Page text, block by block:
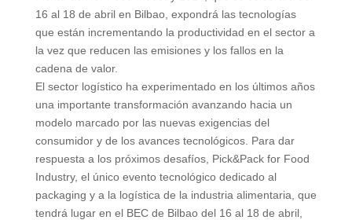
16 al 18 de abril en Bilbao, expondrá las tecnologías
que están incrementando la productividad en el sector a
la vez que reducen las emisiones y los fallos en la
cadena de valor.
El sector logístico ha experimentado en los últimos años
una importante transformación avanzando hacia un
modelo marcado por las nuevas exigencias del
consumidor y de los avances tecnológicos. Para dar
respuesta a los próximos desafíos, Pick&Pack for Food
Industry, el único evento tecnológico dedicado al
packaging y a la logística de la industria alimentaria, que
tendrá lugar en el BEC de Bilbao del 16 al 18 de abril,